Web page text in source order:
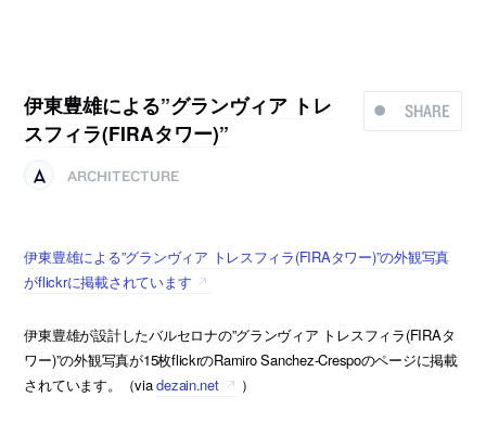
SHARE
伊東豊雄による”グランヴィア トレ
スフィラ(FIRAタワー)”
ARCHITECTURE
伊東豊雄による”グランヴィア トレスフィラ(FIRAタワー)”の外観写真
がflickrに掲載されています
伊東豊雄が設計したバルセロナの”グランヴィア トレスフィラ(FIRAタ
ワー)”の外観写真が15枚flickrのRamiro Sanchez-Crespoのページに掲載
されています。（viadezain.net ）